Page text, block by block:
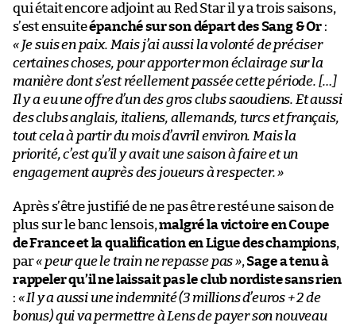
qui était encore adjoint au Red Star il y a trois saisons,
s’est ensuiteépanché sur son départ des Sang & Or :
« Je suis en paix. Mais j’ai aussi la volonté de préciser
certaines choses, pour apporter mon éclairage sur la
manière dont s’est réellement passée cette période. […]
Il y a eu une offre d’un des gros clubs saoudiens. Et aussi
des clubs anglais, italiens, allemands, turcs et français,
tout cela à partir du mois d’avril environ. Mais la
priorité, c’est qu’il y avait une saison à faire et un
engagement auprès des joueurs à respecter. »
Après s’être justifié de ne pas être resté une saison de
plus sur le banc lensois,malgré la victoire en Coupe
de France et la qualification en Ligue des champions,
par« peur que le train ne repasse pas », Sage a tenu à
rappeler qu’il ne laissait pas le club nordiste sans rien
: «Ily a aussi une indemnité(3 millions d’euros + 2 de
bonus)qui va permettre à Lens de payer son nouveau